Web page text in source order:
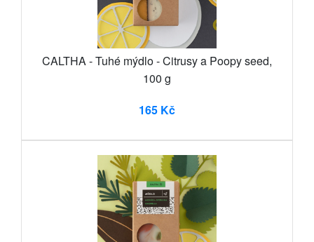
CALTHA - Tuhé mýdlo - Citrusy a Poopy seed,
100 g
165 Kč